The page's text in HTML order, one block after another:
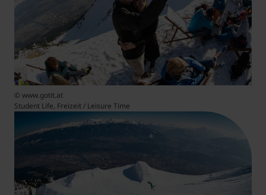
© www.gotit.at
Student Life, Freizeit / Leisure Time